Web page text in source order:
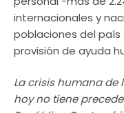
internacionales y
poblaciones del
provisión de ayuda
La crisis humana
hoy no tiene